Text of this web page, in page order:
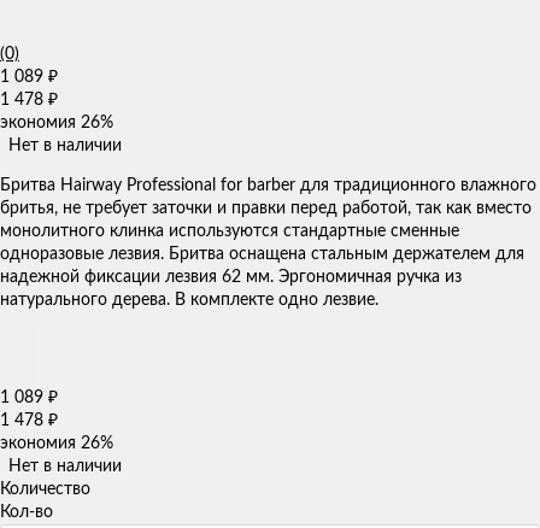
(0)
1 089 ₽
1 478 ₽
экономия 26%
Нет в наличии
​Бритва Hairway Professional for barber для традиционного влажного
бритья, не требует заточки и правки перед работой, так как вместо
монолитного клинка используются стандартные сменные
одноразовые лезвия. Бритва оснащена стальным держателем для
надежной фиксации лезвия 62 мм. Эргономичная ручка из
натурального дерева. В комплекте одно лезвие.
1 089 ₽
1 478 ₽
экономия 26%
Нет в наличии
Количество
Кол-во